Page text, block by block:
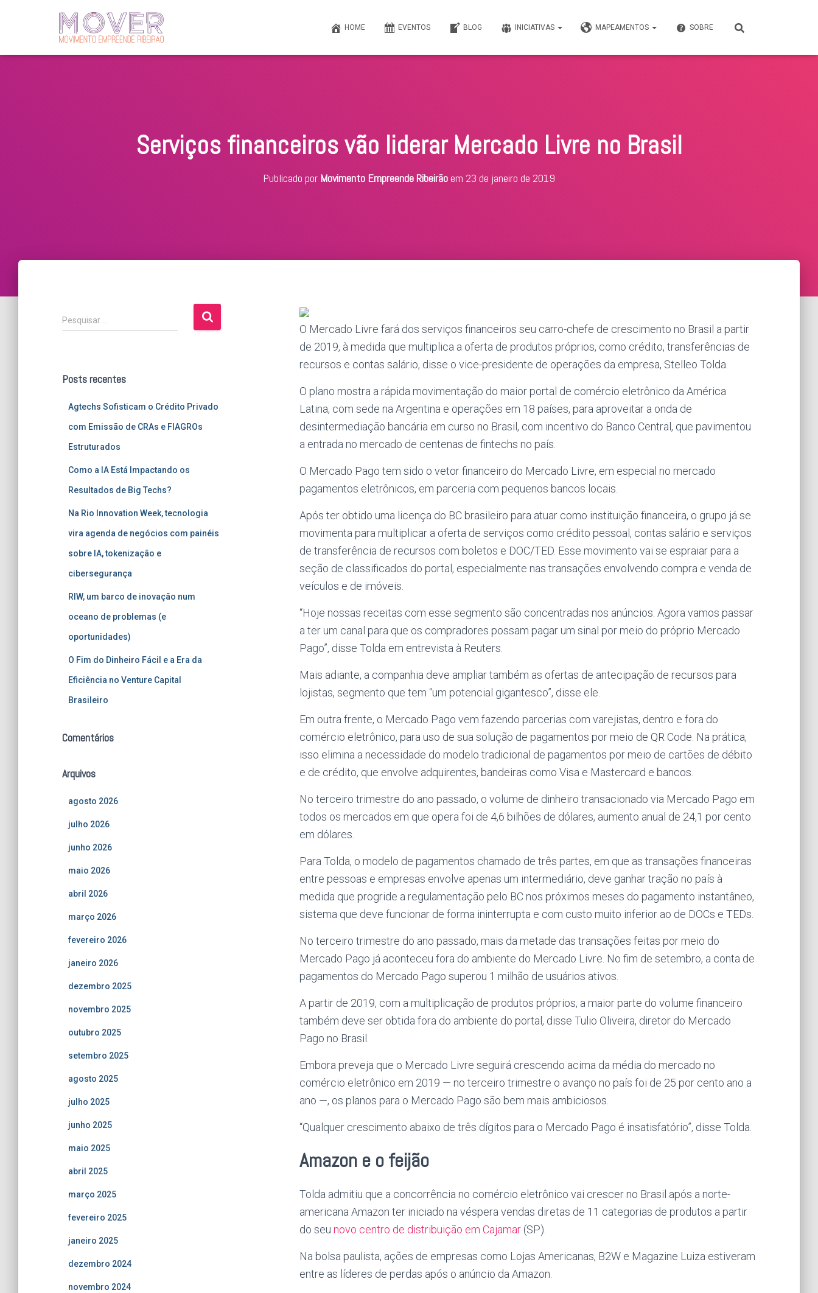
HOME EVENTOS BLOG INICIATIVAS MAPEAMENTOS SOBRE
Serviços financeiros vão liderar Mercado Livre no Brasil
Publicado por Movimento Empreende Ribeirãoem 23 de janeiro de 2019
P
e
i
Pesquisar …
Posts recentes
Agtechs Sofisticam o Crédito Privado
com Emissão de CRAs e FIAGROs
Estruturados
Como a IA Está Impactando os
Resultados de Big Techs?
Na Rio Innovation Week, tecnologia
vira agenda de negócios com painéis
sobre IA, tokenização e
cibersegurança
RIW, um barco de inovação num
oceano de problemas (e
oportunidades)
O Fim do Dinheiro Fácil e a Era da
Eficiência no Venture Capital
Brasileiro
Comentários
Arquivos
agosto 2026
julho 2026
junho 2026
maio 2026
abril 2026
março 2026
fevereiro 2026
janeiro 2026
dezembro 2025
novembro 2025
outubro 2025
setembro 2025
agosto 2025
julho 2025
junho 2025
maio 2025
abril 2025
março 2025
fevereiro 2025
janeiro 2025
dezembro 2024
novembro 2024
O Mercado Livre fará dos serviços financeiros seu carro-chefe de crescimento no Brasil a partir
de 2019, à medida que multiplica a oferta de produtos próprios, como crédito, transferências de
recursos e contas salário, disse o vice-presidente de operações da empresa, Stelleo Tolda.
O plano mostra a rápida movimentação do maior portal de comércio eletrônico da América
Latina, com sede na Argentina e operações em 18 países, para aproveitar a onda de
desintermediação bancária em curso no Brasil, com incentivo do Banco Central, que pavimentou
a entrada no mercado de centenas de fintechs no país.
O Mercado Pago tem sido o vetor financeiro do Mercado Livre, em especial no mercado
pagamentos eletrônicos, em parceria com pequenos bancos locais.
Após ter obtido uma licença do BC brasileiro para atuar como instituição financeira, o grupo já se
movimenta para multiplicar a oferta de serviços como crédito pessoal, contas salário e serviços
de transferência de recursos com boletos e DOC/TED. Esse movimento vai se espraiar para a
seção de classificados do portal, especialmente nas transações envolvendo compra e venda de
veículos e de imóveis.
“Hoje nossas receitas com esse segmento são concentradas nos anúncios. Agora vamos passar
a ter um canal para que os compradores possam pagar um sinal por meio do próprio Mercado
Pago”, disse Tolda em entrevista à Reuters.
Mais adiante, a companhia deve ampliar também as ofertas de antecipação de recursos para
lojistas, segmento que tem “um potencial gigantesco”, disse ele.
Em outra frente, o Mercado Pago vem fazendo parcerias com varejistas, dentro e fora do
comércio eletrônico, para uso de sua solução de pagamentos por meio de QR Code. Na prática,
isso elimina a necessidade do modelo tradicional de pagamentos por meio de cartões de débito
e de crédito, que envolve adquirentes, bandeiras como Visa e Mastercard e bancos.
No terceiro trimestre do ano passado, o volume de dinheiro transacionado via Mercado Pago em
todos os mercados em que opera foi de 4,6 bilhões de dólares, aumento anual de 24,1 por cento
em dólares.
Para Tolda, o modelo de pagamentos chamado de três partes, em que as transações financeiras
entre pessoas e empresas envolve apenas um intermediário, deve ganhar tração no país à
medida que progride a regulamentação pelo BC nos próximos meses do pagamento instantâneo,
sistema que deve funcionar de forma ininterrupta e com custo muito inferior ao de DOCs e TEDs.
No terceiro trimestre do ano passado, mais da metade das transações feitas por meio do
Mercado Pago já aconteceu fora do ambiente do Mercado Livre. No fim de setembro, a conta de
pagamentos do Mercado Pago superou 1 milhão de usuários ativos.
A partir de 2019, com a multiplicação de produtos próprios, a maior parte do volume financeiro
também deve ser obtida fora do ambiente do portal, disse Tulio Oliveira, diretor do Mercado
Pago no Brasil.
Embora preveja que o Mercado Livre seguirá crescendo acima da média do mercado no
comércio eletrônico em 2019 — no terceiro trimestre o avanço no país foi de 25 por cento ano a
ano —, os planos para o Mercado Pago são bem mais ambiciosos.
“Qualquer crescimento abaixo de três dígitos para o Mercado Pago é insatisfatório”, disse Tolda.
Amazon e o feijão
Tolda admitiu que a concorrência no comércio eletrônico vai crescer no Brasil após a norte-
americana Amazon ter iniciado na véspera vendas diretas de 11 categorias de produtos a partir
do seu novo centro de distribuição em Cajamar (SP).
Na bolsa paulista, ações de empresas como Lojas Americanas, B2W e Magazine Luiza estiveram
entre as líderes de perdas após o anúncio da Amazon.